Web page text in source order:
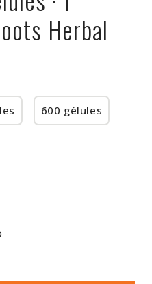
Herbal
600 gélules